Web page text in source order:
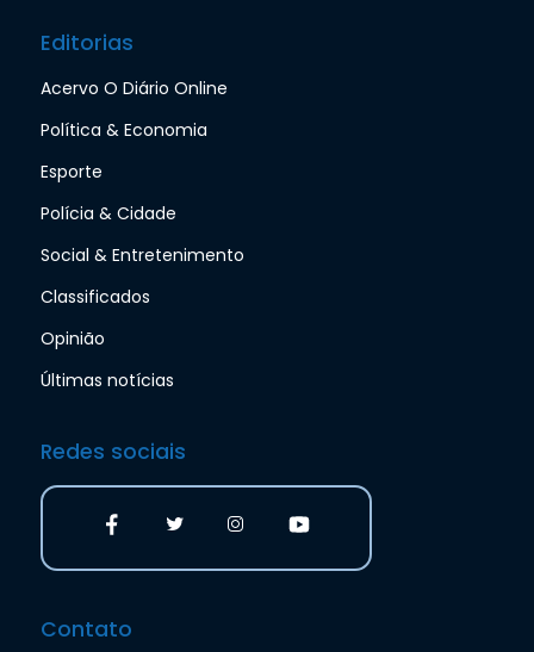
Editorias
Acervo O Diário Online
Política & Economia
Esporte
Polícia & Cidade
Social & Entretenimento
Classificados
Opinião
Últimas notícias
Redes sociais
Contato